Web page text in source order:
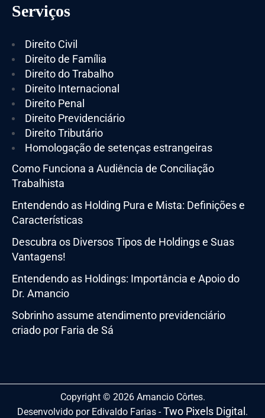
Serviços
Direito Civil
Direito de Família
Direito do Trabalho
Direito Internacional
Direito Penal
Direito Previdenciário
Direito Tributário
Homologação de setenças estrangeiras
Como Funciona a Audiência de Conciliação
Trabalhista
Entendendo as Holding Pura e Mista: Definições e
Características
Descubra os Diversos Tipos de Holdings e Suas
Vantagens!
Entendendo as Holdings: Importância e Apoio do
Dr. Amancio
Sobrinho assume atendimento previdenciário
criado por Faria de Sá
Copyright © 2026 Amancio Côrtes.
Desenvolvido por Edivaldo Farias -Two Pixels Digital.